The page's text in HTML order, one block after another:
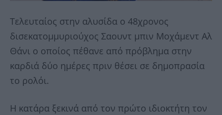
Τελευταίος στην αλυσίδα ο 48χρονος
δισεκατομμυριούχος Σαουντ μπιν Μοχάμεντ Αλ
Θάνι ο οποίος πέθανε από πρόβλημα στην
καρδιά δύο ημέρες πριν θέσει σε δημοπρασία
το ρολόι.
Η κατάρα ξεκινά από τον πρώτο ιδιοκτήτη τον